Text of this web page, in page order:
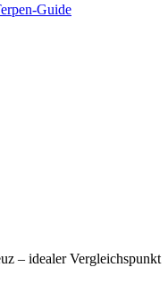
Guide
– idealer Vergleichspunkt